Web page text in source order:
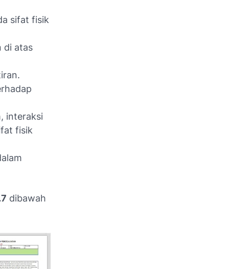
sifat fisik
di atas
interaksi
fisik
dibawah